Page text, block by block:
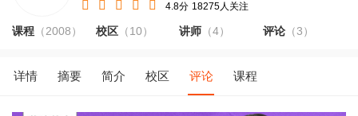
4.8分 18275人关注
课程 （2008） 校区（10） 讲师 （4） 评论（3）
详情 摘要 简介 校区 评论 课程